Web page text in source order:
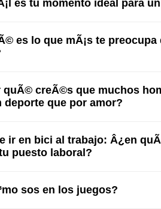
es tu momento ideal para
es lo que mÃ¡s te
quÃ© creÃ©s que muchos
deporte que por amor?
ir en bici al trabajo: Â¿en
puesto laboral?
sos en los juegos?